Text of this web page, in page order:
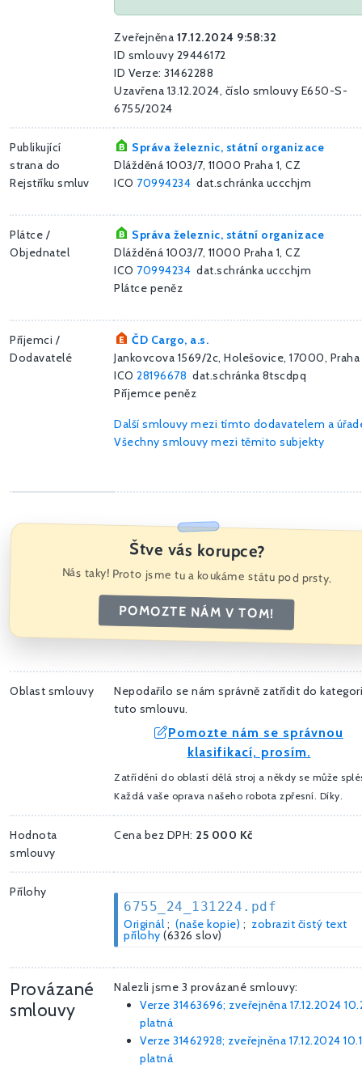
Zveřejněna 17.12.2024 9:58:32
ID smlouvy 29446172
ID Verze: 31462288
Uzavřena 13.12.2024, číslo smlouvy E650-S-
6755/2024
Publikující
strana do
Rejstříku smluv
Správa železnic, státní organizace
Dlážděná 1003/7, 11000 Praha 1, CZ
ICO 70994234 dat.schránka uccchjm
Plátce /
Objednatel
Správa železnic, státní organizace
Dlážděná 1003/7, 11000 Praha 1, CZ
ICO 70994234 dat.schránka uccchjm
Plátce peněz
Příjemci /
Dodavatelé
ČD Cargo, a.s.
Jankovcova 1569/2c, Holešovice, 17000, Praha
ICO 28196678 dat.schránka 8tscdpq
Příjemce peněz
Další smlouvy mezi tímto dodavatelem a
Všechny smlouvy mezi těmito subjekty
Štve vás korupce?
Nás taky! Proto jsme tu a koukáme státu pod prsty.
POMOZTE NÁM V TOM!
Oblast smlouvy
Nepodařilo se nám správně zatřídit do
tuto smlouvu.
Pomozte nám se správnou
klasifikací, prosím.
Zatřídění do oblastí dělá stroj a někdy se může
Každá vaše oprava našeho robota zpřesní. Díky.
Hodnota
smlouvy
Cena bez DPH: 25 000 Kč
Přílohy
6755_24_131224.pdf
Originál ; (naše kopie) ; zobrazit čistý text
přílohy (6326 slov)
Provázané
smlouvy
Nalezli jsme 3 provázané smlouvy:
Verze 31463696; zveřejněna 17.12.2024
platná
Verze 31462928; zveřejněna 17.12.2024
platná